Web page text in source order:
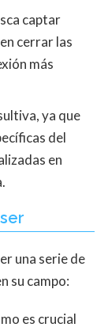
captar
cerrar las
más
ya que
del
en
una serie de
su campo:
es crucial